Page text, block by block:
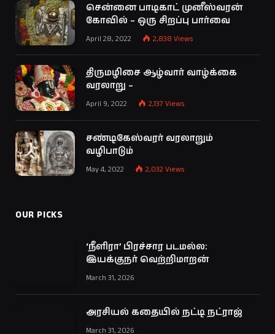
சென்னை பாடிகாட் முனீஸ்வரன்
கோவில் – ஒரு சிறப்பு பார்வை
April 28, 2022 2,838 Views
திருமழிசை ஆழ்வார் வாழ்க்கை
வரலாறு –
April 9, 2022 2,137 Views
சண்டிகேஸ்வரர் வரலாறும்
வழிபாடும்
May 4, 2022 2,032 Views
OUR PICKS
‘நீளிரா’ பிரச்சார படமல்ல:
இயக்குநர் வெற்றிமாறன்
March 31, 2026
அரசியல் கதையில் நட்டி நட்ராஜ்
March 31, 2026